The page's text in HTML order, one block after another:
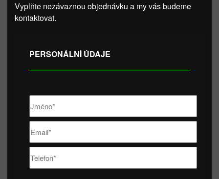
Vyplňte nezávaznou objednávku a my vás budeme
kontaktovat.
PERSONÁLNÍ ÚDAJE